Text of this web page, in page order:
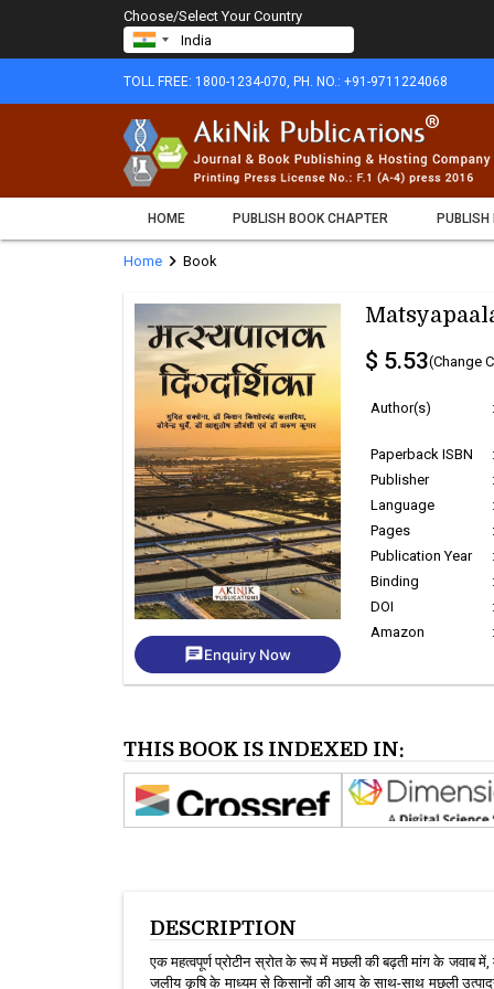
Choose/Select Your Country
TOLL FREE: 1800-1234-070, PH. NO.: +91-9711224068
HOME PUBLISH BOOK CHAPTER PUBLISH
Home chevron_rightBook
chatEnquiry Now
$ 5.53(Change
Author(s)
Paperback ISBN
Publisher
Language
Pages
Publication Year
Binding
DOI
Amazon
THIS BOOK IS INDEXED IN:
DESCRIPTION
एक महत्वपूर्ण प्रोटीन स्रोत के रूप में मछली की बढ़ती मांग के जवाब
जलीय कृषि के माध्यम से किसानों की आय के साथ-साथ मछली